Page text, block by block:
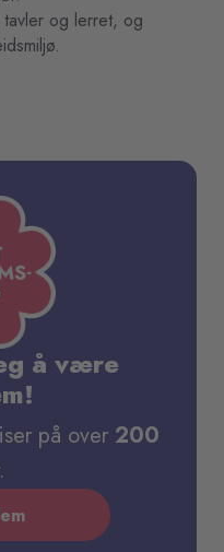
tavler og lerret, og
å være
på over 200